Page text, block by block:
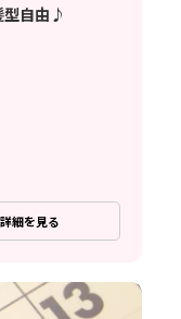
型自由♪
詳細を見る